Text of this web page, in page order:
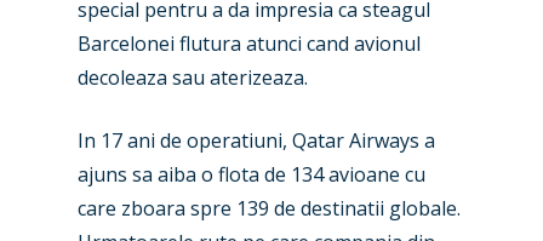
special pentru a da impresia ca steagul
Barcelonei flutura atunci cand avionul
decoleaza sau aterizeaza.
In 17 ani de operatiuni, Qatar Airways a
ajuns sa aiba o flota de 134 avioane cu
care zboara spre 139 de destinatii globale.